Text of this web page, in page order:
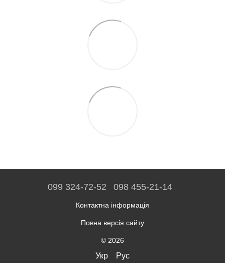
099 324-72-52 098 455-21-14
Контактна інформація
Повна версія сайту
© 2026
Укр Рус